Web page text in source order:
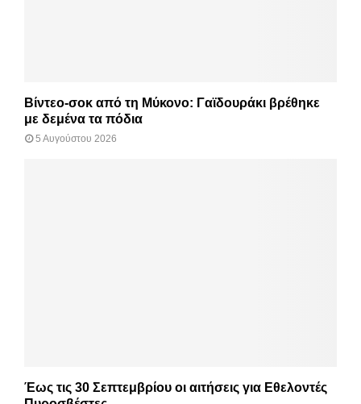
Βίντεο-σοκ από τη Μύκονο: Γαϊδουράκι βρέθηκε
με δεμένα τα πόδια
5 Αυγούστου 2026
Έως τις 30 Σεπτεμβρίου οι αιτήσεις για Εθελοντές